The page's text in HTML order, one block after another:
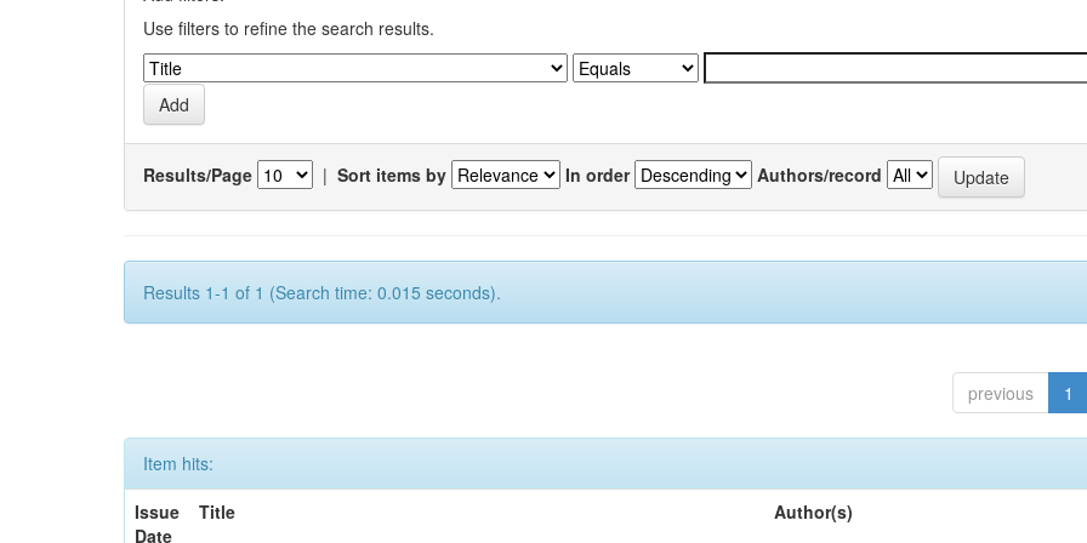
Use filters to refine the search results.
Results/Page | Sort items by In order Authors/record
Results 1-1 of 1 (Search time: 0.015 seconds).
previous 1
Item hits:
Issue
Date
Title Author(s)